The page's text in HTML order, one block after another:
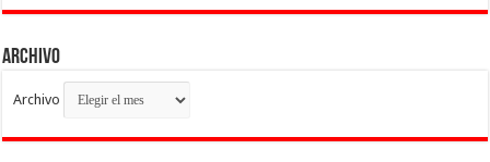
Archivo
Archivo